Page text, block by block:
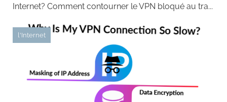
Internet? Comment contourner le VPN bloqué au tra...
l'Internet